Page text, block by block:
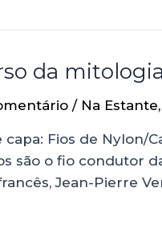
da
/ Na Estante,
capa: Fios de Nylon/
são o fio condutor
Jean-Pierre